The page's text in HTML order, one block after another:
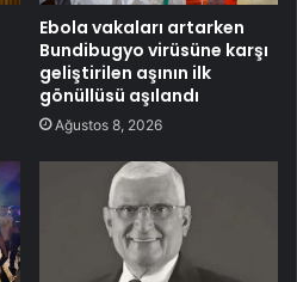
Ebola vakaları artarken
Bundibugyo virüsüne karşı
geliştirilen aşının ilk
gönüllüsü aşılandı
Ağustos 8, 2026